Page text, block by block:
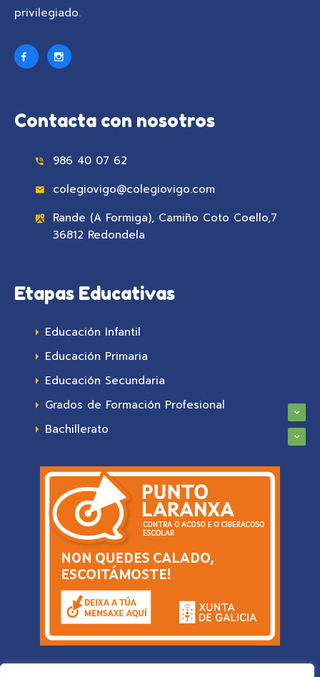
privilegiado.
Contacta con nosotros
986 40 07 62
colegiovigo@colegiovigo.com
Rande (A Formiga), Camiño Coto Coello,7
36812 Redondela
Etapas Educativas
Educación Infantil
Educación Primaria
Educación Secundaria
Grados de Formación Profesional
Bachillerato